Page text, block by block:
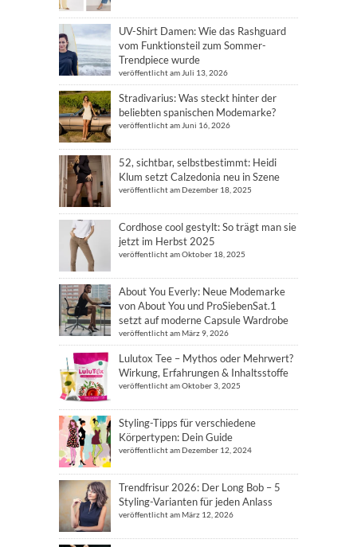
UV-Shirt Damen: Wie das Rashguard
vom Funktionsteil zum Sommer-
Trendpiece wurde
veröffentlicht am Juli 13, 2026
Stradivarius: Was steckt hinter der
beliebten spanischen Modemarke?
veröffentlicht am Juni 16, 2026
52, sichtbar, selbstbestimmt: Heidi
Klum setzt Calzedonia neu in Szene
veröffentlicht am Dezember 18, 2025
Cordhose cool gestylt: So trägt man sie
jetzt im Herbst 2025
veröffentlicht am Oktober 18, 2025
About You Everly: Neue Modemarke
von About You und ProSiebenSat.1
setzt auf moderne Capsule Wardrobe
veröffentlicht am März 9, 2026
Lulutox Tee – Mythos oder Mehrwert?
Wirkung, Erfahrungen & Inhaltsstoffe
veröffentlicht am Oktober 3, 2025
Styling-Tipps für verschiedene
Körpertypen: Dein Guide
veröffentlicht am Dezember 12, 2024
Trendfrisur 2026: Der Long Bob – 5
Styling-Varianten für jeden Anlass
veröffentlicht am März 12, 2026